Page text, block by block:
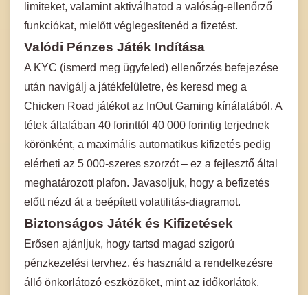
limiteket, valamint aktiválhatod a valóság-ellenőrző
funkciókat, mielőtt véglegesítenéd a fizetést.
Valódi Pénzes Játék Indítása
A KYC (ismerd meg ügyfeled) ellenőrzés befejezése
után navigálj a játékfelületre, és keresd meg a
Chicken Road játékot az InOut Gaming kínálatából. A
tétek általában 40 forinttól 40 000 forintig terjednek
körönként, a maximális automatikus kifizetés pedig
elérheti az 5 000-szeres szorzót – ez a fejlesztő által
meghatározott plafon. Javasoljuk, hogy a befizetés
előtt nézd át a beépített volatilitás-diagramot.
Biztonságos Játék és Kifizetések
Erősen ajánljuk, hogy tartsd magad szigorú
pénzkezelési tervhez, és használd a rendelkezésre
álló önkorlátozó eszközöket, mint az időkorlátok,